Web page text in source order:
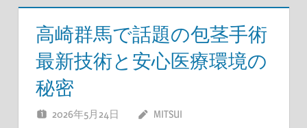
高崎群馬で話題の包茎手術
最新技術と安心医療環境の
秘密
2026年5月24日 MITSUI